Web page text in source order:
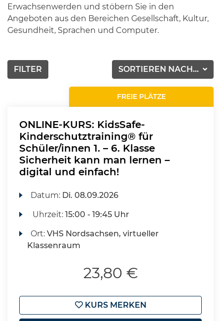
Erwachsenwerden und stöbern Sie in den
Angeboten aus den Bereichen Gesellschaft, Kultur,
Gesundheit, Sprachen und Computer.
SORTIEREN NACH...
FILTER
FREIE PLÄTZE
ONLINE-KURS: KidsSafe-
Kinderschutztraining® für
Schüler/innen 1. – 6. Klasse
Sicherheit kann man lernen –
digital und einfach!
Datum: Di. 08.09.2026
Uhrzeit:15:00 - 19:45 Uhr
Ort:VHS Nordsachsen, virtueller
Klassenraum
23,80 €
KURS MERKEN